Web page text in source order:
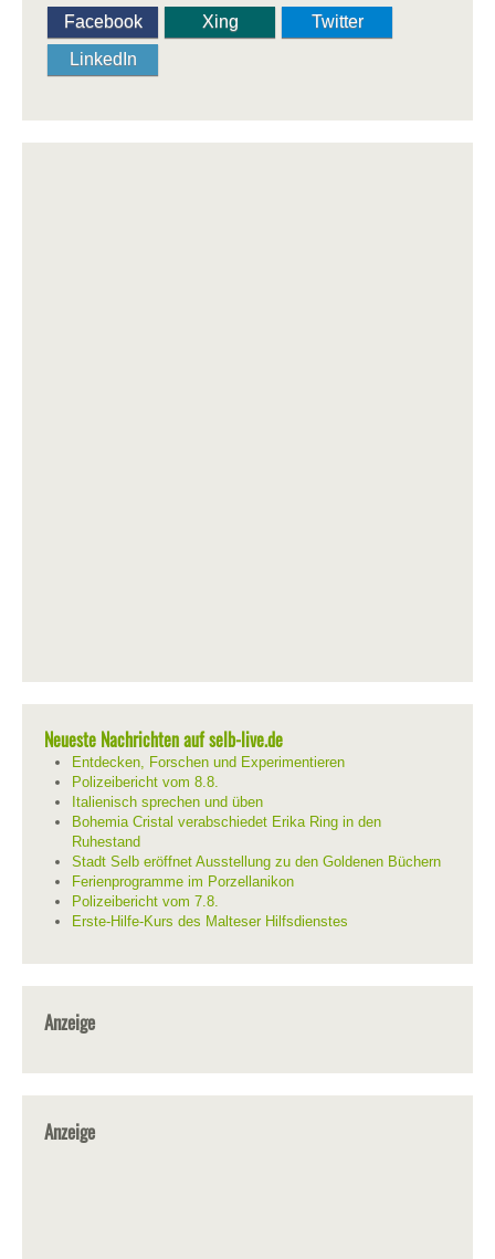
Facebook Xing
Twitter
LinkedIn
Neueste Nachrichten auf selb-live.de
Entdecken, Forschen und Experimentieren
Polizeibericht vom 8.8.
Italienisch sprechen und üben
Bohemia Cristal verabschiedet Erika Ring in den
Ruhestand
Stadt Selb eröffnet Ausstellung zu den Goldenen Büchern
Ferienprogramme im Porzellanikon
Polizeibericht vom 7.8.
Erste-Hilfe-Kurs des Malteser Hilfsdienstes
Anzeige
Anzeige